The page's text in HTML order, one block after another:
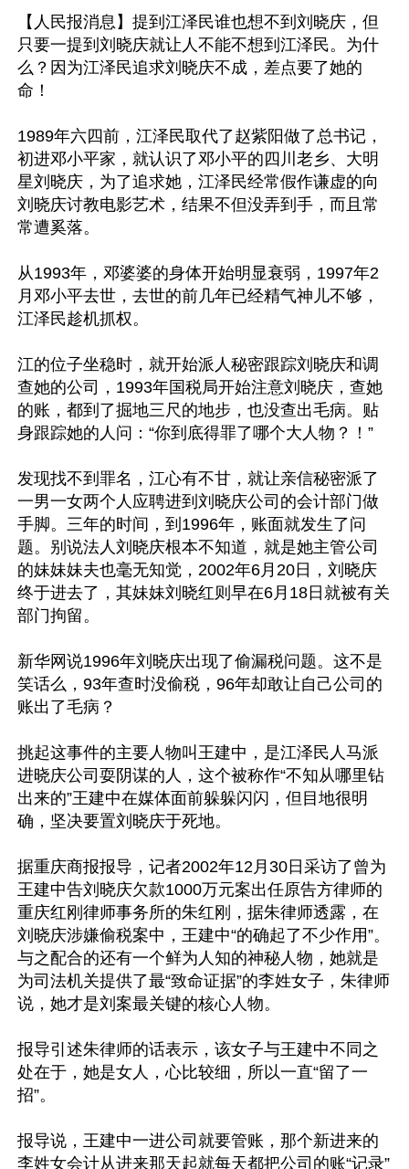
【人民报消息】提到江泽民谁也想不到刘晓庆，但
只要一提到刘晓庆就让人不能不想到江泽民。为什
么？因为江泽民追求刘晓庆不成，差点要了她的
命！
1989年六四前，江泽民取代了赵紫阳做了总书记，
初进邓小平家，就认识了邓小平的四川老乡、大明
星刘晓庆，为了追求她，江泽民经常假作谦虚的向
刘晓庆讨教电影艺术，结果不但没弄到手，而且常
常遭奚落。
从1993年，邓婆婆的身体开始明显衰弱，1997年2
月邓小平去世，去世的前几年已经精气神儿不够，
江泽民趁机抓权。
江的位子坐稳时，就开始派人秘密跟踪刘晓庆和调
查她的公司，1993年国税局开始注意刘晓庆，查她
的账，都到了掘地三尺的地步，也没查出毛病。贴
身跟踪她的人问：“你到底得罪了哪个大人物？！”
发现找不到罪名，江心有不甘，就让亲信秘密派了
一男一女两个人应聘进到刘晓庆公司的会计部门做
手脚。三年的时间，到1996年，账面就发生了问
题。别说法人刘晓庆根本不知道，就是她主管公司
的妹妹妹夫也毫无知觉，2002年6月20日，刘晓庆
终于进去了，其妹妹刘晓红则早在6月18日就被有关
部门拘留。
新华网说1996年刘晓庆出现了偷漏税问题。这不是
笑话么，93年查时没偷税，96年却敢让自己公司的
账出了毛病？
挑起这事件的主要人物叫王建中，是江泽民人马派
进晓庆公司耍阴谋的人，这个被称作“不知从哪里钻
出来的”王建中在媒体面前躲躲闪闪，但目地很明
确，坚决要置刘晓庆于死地。
据重庆商报报导，记者2002年12月30日采访了曾为
王建中告刘晓庆欠款1000万元案出任原告方律师的
重庆红刚律师事务所的朱红刚，据朱律师透露，在
刘晓庆涉嫌偷税案中，王建中“的确起了不少作用”。
与之配合的还有一个鲜为人知的神秘人物，她就是
为司法机关提供了最“致命证据”的李姓女子，朱律师
说，她才是刘案最关键的核心人物。
报导引述朱律师的话表示，该女子与王建中不同之
处在于，她是女人，心比较细，所以一直“留了一
招”。
报导说，王建中一进公司就要管账，那个新进来的
李姓女会计从进来那天起就每天都把公司的账“记录”